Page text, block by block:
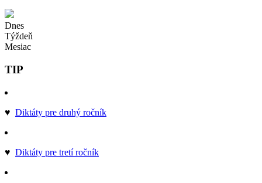
Dnes
Týždeň
Mesiac
TIP
♥ Diktáty pre druhý ročník
♥ Diktáty pre tretí ročník